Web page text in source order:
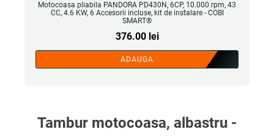
Motocoasa pliabila PANDORA PD430N, 6CP, 10.000 rpm, 43
CC, 4.6 KW, 6 Accesorii incluse, kit de instalare - COBI
SMART®
376.00 lei
ADAUGA
Tambur motocoasa, albastru -